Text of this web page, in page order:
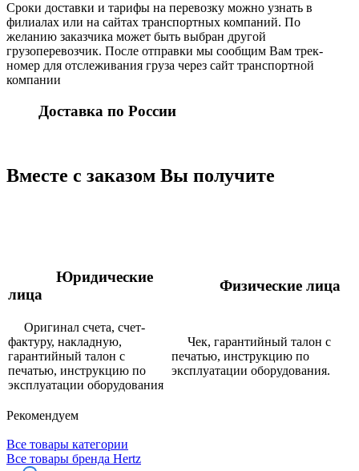
Сроки доставки и тарифы на перевозку можно узнать в
филиалах или на сайтах транспортных компаний. По
желанию заказчика может быть выбран другой
грузоперевозчик. После отправки мы сообщим Вам трек-
номер для отслеживания груза через сайт транспортной
компании
Доставка по России
Вместе с заказом Вы получите
Юридические
лица
Физические лица
Оригинал счета, счет-
фактуру, накладную,
гарантийный талон с
печатью, инструкцию по
эксплуатации оборудования
Чек, гарантийный талон с
печатью, инструкцию по
эксплуатации оборудования.
Рекомендуем
Все товары категории
Все товары бренда Hertz